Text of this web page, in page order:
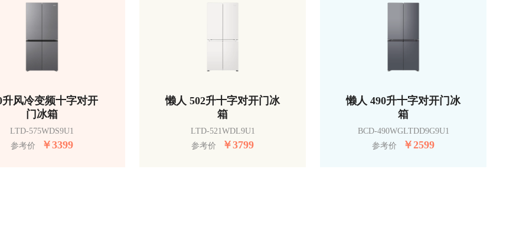
升风冷变频十字对开
门冰箱
LTD-575WDS9U1
参考价
￥3399
懒人 502升十字对开门冰
箱
LTD-521WDL9U1
参考价
￥3799
懒人 490升十字对开门冰
箱
BCD-490WGLTDD9G9U1
参考价
￥2599